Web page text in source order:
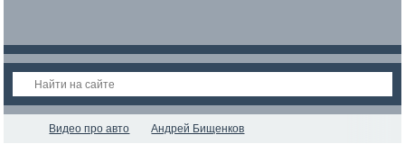
Видео про авто Андрей Бищенков